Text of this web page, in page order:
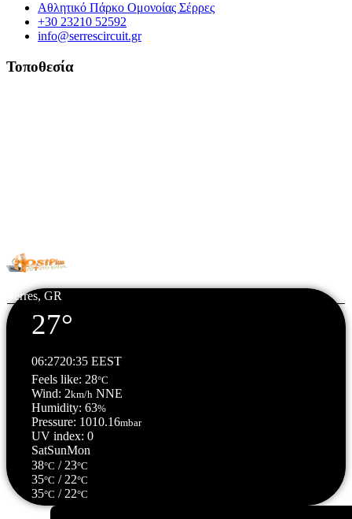
Αθλητικό Πάρκο Ομονοίας Σέρρες
+30 23210 52592
info@serrescircuit.gr
Τοποθεσία
Serres, GR
27°
06:2720:35 EEST
Feels like: 28°C
Wind: 2km/h NNE
Humidity: 63%
Pressure: 1010.16mbar
UV index: 0
SatSunMon
38°C / 23°C
35°C / 22°C
35°C / 22°C